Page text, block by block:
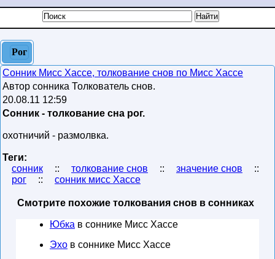
Рог
Сонник Мисс Хассе, толкование снов по Мисс Хассе
Автор сонника Толкователь снов.
20.08.11 12:59
Сонник - толкование сна рог.
охотничий - размолвка.
Теги:
сонник
:: толкование снов :: значение снов
::
рог
:: сонник мисс Хассе
Смотрите похожие толкования снов в сонниках
Юбка в соннике Мисс Хассе
Эхо в соннике Мисс Хассе